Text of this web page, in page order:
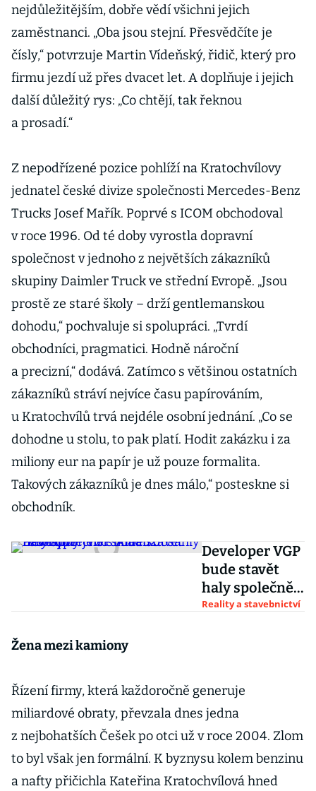
nejdůležitějším, dobře vědí všichni jejich
zaměstnanci. „Oba jsou stejní. Přesvědčíte je
čísly,“ potvrzuje Martin Vídeňský, řidič, který pro
firmu jezdí už přes dvacet let. A doplňuje i jejich
další důležitý rys: „Co chtějí, tak řeknou
a prosadí.“
Z nepodřízené pozice pohlíží na Kratochvílovy
jednatel české divize společnosti Mercedes-Benz
Trucks Josef Mařík. Poprvé s ICOM obchodoval
v roce 1996. Od té doby vyrostla dopravní
společnost v jednoho z největších zákazníků
skupiny Daimler Truck ve střední Evropě. „Jsou
prostě ze staré školy – drží gentlemanskou
dohodu,“ pochvaluje si spolupráci. „Tvrdí
obchodníci, pragmatici. Hodně nároční
a precizní,“ dodává. Zatímco s většinou ostatních
zákazníků stráví nejvíce času papírováním,
u Kratochvílů trvá nejdéle osobní jednání. „Co se
dohodne u stolu, to pak platí. Hodit zakázku i za
miliony eur na papír je už pouze formalita.
Takových zákazníků je dnes málo,“ posteskne si
obchodník.
Developer VGP
bude stavět
haly společně
s Allianz.
Reality a stavebnictví
Žena mezi kamiony
Řízení firmy, která každoročně generuje
miliardové obraty, převzala dnes jedna
z nejbohatších Češek po otci už v roce 2004. Zlom
to byl však jen formální. K byznysu kolem benzinu
a nafty přičichla Kateřina Kratochvílová hned